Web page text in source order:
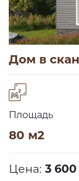
Дом в
Площадь
80 м2
Цена: 3